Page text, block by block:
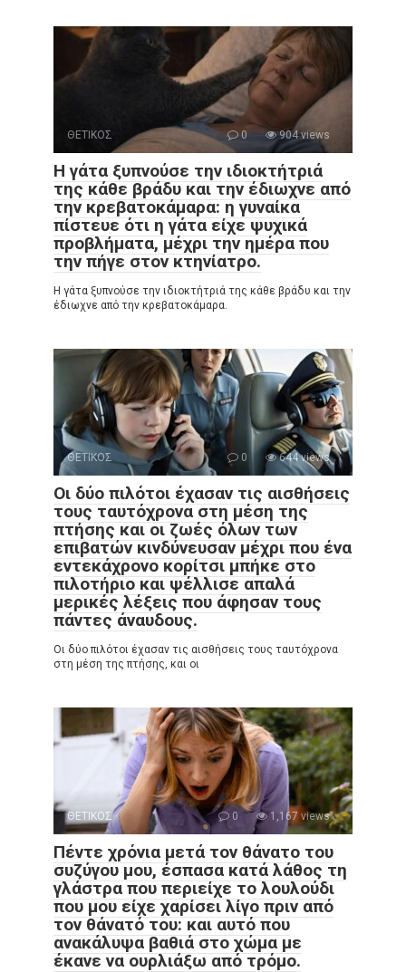
ΘΕΤΙΚΟΣ 0 904 views
Η γάτα ξυπνούσε την ιδιοκτήτριά
της κάθε βράδυ και την έδιωχνε από
την κρεβατοκάμαρα: η γυναίκα
πίστευε ότι η γάτα είχε ψυχικά
προβλήματα, μέχρι την ημέρα που
την πήγε στον κτηνίατρο.
Η γάτα ξυπνούσε την ιδιοκτήτριά της κάθε βράδυ και την
έδιωχνε από την κρεβατοκάμαρα.
ΘΕΤΙΚΟΣ 0 644 views
Οι δύο πιλότοι έχασαν τις αισθήσεις
τους ταυτόχρονα στη μέση της
πτήσης και οι ζωές όλων των
επιβατών κινδύνευσαν μέχρι που ένα
εντεκάχρονο κορίτσι μπήκε στο
πιλοτήριο και ψέλλισε απαλά
μερικές λέξεις που άφησαν τους
πάντες άναυδους.
Οι δύο πιλότοι έχασαν τις αισθήσεις τους ταυτόχρονα
στη μέση της πτήσης, και οι
ΘΕΤΙΚΟΣ 0 1,167 views
Πέντε χρόνια μετά τον θάνατο του
συζύγου μου, έσπασα κατά λάθος τη
γλάστρα που περιείχε το λουλούδι
που μου είχε χαρίσει λίγο πριν από
τον θάνατό του: και αυτό που
ανακάλυψα βαθιά στο χώμα με
έκανε να ουρλιάξω από τρόμο.